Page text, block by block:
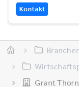
Kontakt
Grant